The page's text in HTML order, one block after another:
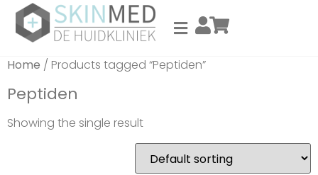
Home / Products tagged “Peptiden”
Peptiden
Showing the single result